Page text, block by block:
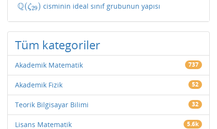
Q(ζ29)
Q(ζ29) cisminin ideal sınıf grubunun yapısı
Tüm kategoriler
Akademik Matematik 737
Akademik Fizik 52
Teorik Bilgisayar Bilimi 32
Lisans Matematik 5.6k